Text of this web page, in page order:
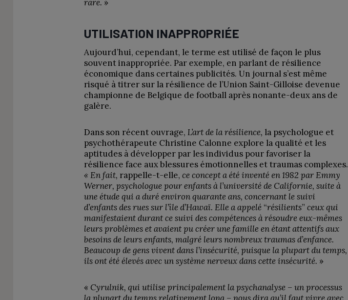
rare. »
UTILISATION INAPPROPRIÉE
Aujourd’hui, cependant, le terme est utilisé de façon le plus
souvent inappropriée. Par exemple, en parlant de résilience
économique dans certaines publicités. Un journal s’est même
risqué à titrer sur la résilience de l’Union Saint-Gilloise devenue
championne de Belgique de football après nonante-deux ans de
galère.
Dans son récent ouvrage, L’art de la résilience, la psychologue et
psychothérapeute Christine Calonne explore la qualité et les
aptitudes à développer par les individus pour favoriser la
résilience face aux blessures émotionnelles et traumas complexes.
« En fait, rappelle-t-elle, ce concept a été inventé en 1982 par Emmy
Werner, psychologue pour enfants à l’université de Californie, suite à
une étude qui a duré environ quarante ans, concernant le suivi
d’enfants des rues sur l’île d’Hawaï. Elle a appelé “résilients” ceux qui
manifestaient durant ce suivi des compétences à résoudre eux-mêmes
leurs problèmes et avaient pu créer une famille en étant attentifs aux
besoins de leurs enfants, malgré leurs nombreux traumas d’enfance.
Beaucoup de gens vivent dans l’insécurité, puisque la plupart du temps,
ils ont été élevés avec un système nerveux dans cette insécurité. »
« Cyrulnik, qui utilise principalement la psychanalyse – un processus